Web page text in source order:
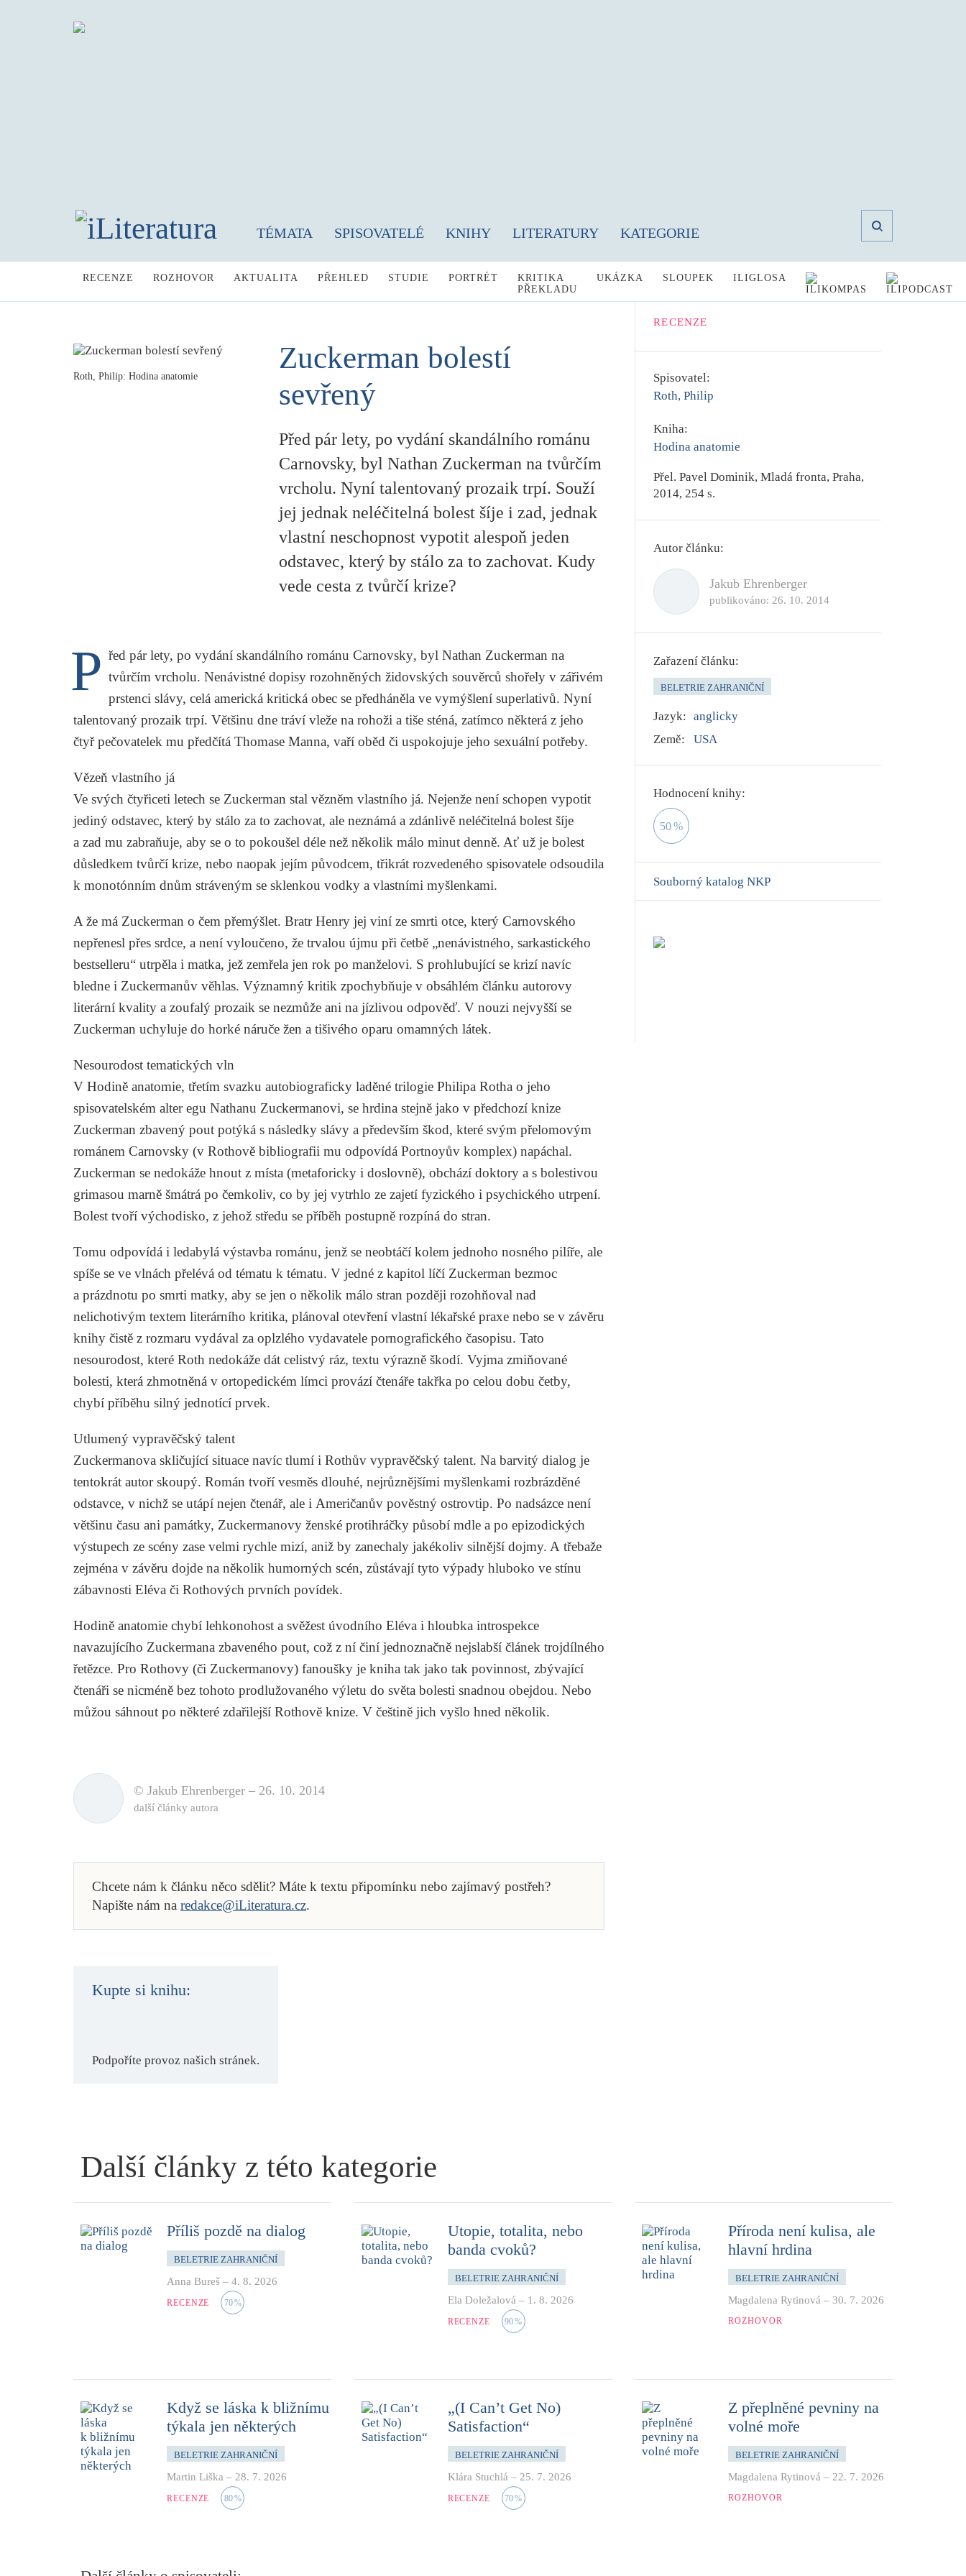
TÉMATA SPISOVATELÉ KNIHY LITERATURY KATEGORIE
RECENZE ROZHOVOR AKTUALITA PŘEHLED STUDIE PORTRÉT
KRITIKA
PŘEKLADU
UKÁZKA SLOUPEK ILIGLOSA
Roth, Philip: Hodina anatomie
Zuckerman bolestí
sevřený
Před pár lety, po vydání skandálního románu
Carnovsky, byl Nathan Zuckerman na tvůrčím
vrcholu. Nyní talentovaný prozaik trpí. Souží
jej jednak neléčitelná bolest šíje i zad, jednak
vlastní neschopnost vypotit alespoň jeden
odstavec, který by stálo za to zachovat. Kudy
vede cesta z tvůrčí krize?
P řed pár lety, po vydání skandálního románu Carnovsky, byl Nathan Zuckerman na
tvůrčím vrcholu. Nenávistné dopisy rozohněných židovských souvěrců shořely v zářivém
prstenci slávy, celá americká kritická obec se předháněla ve vymýšlení superlativů. Nyní
talentovaný prozaik trpí. Většinu dne tráví vleže na rohoži a tiše sténá, zatímco některá z jeho
čtyř pečovatelek mu předčítá Thomase Manna, vaří oběd či uspokojuje jeho sexuální potřeby.
Vězeň vlastního já
Ve svých čtyřiceti letech se Zuckerman stal vězněm vlastního já. Nejenže není schopen vypotit
jediný odstavec, který by stálo za to zachovat, ale neznámá a zdánlivě neléčitelná bolest šíje
a zad mu zabraňuje, aby se o to pokoušel déle než několik málo minut denně. Ať už je bolest
důsledkem tvůrčí krize, nebo naopak jejím původcem, třikrát rozvedeného spisovatele odsoudila
k monotónním dnům stráveným se sklenkou vodky a vlastními myšlenkami.
A že má Zuckerman o čem přemýšlet. Bratr Henry jej viní ze smrti otce, který Carnovského
nepřenesl přes srdce, a není vyloučeno, že trvalou újmu při četbě „nenávistného, sarkastického
bestselleru“ utrpěla i matka, jež zemřela jen rok po manželovi. S prohlubující se krizí navíc
bledne i Zuckermanův věhlas. Významný kritik zpochybňuje v obsáhlém článku autorovy
literární kvality a zoufalý prozaik se nezmůže ani na jízlivou odpověď. V nouzi nejvyšší se
Zuckerman uchyluje do horké náruče žen a tišivého oparu omamných látek.
Nesourodost tematických vln
V Hodině anatomie, třetím svazku autobiograficky laděné trilogie Philipa Rotha o jeho
spisovatelském alter egu Nathanu Zuckermanovi, se hrdina stejně jako v předchozí knize
Zuckerman zbavený pout potýká s následky slávy a především škod, které svým přelomovým
románem Carnovsky (v Rothově bibliografii mu odpovídá Portnoyův komplex) napáchal.
Zuckerman se nedokáže hnout z místa (metaforicky i doslovně), obchází doktory a s bolestivou
grimasou marně šmátrá po čemkoliv, co by jej vytrhlo ze zajetí fyzického i psychického utrpení.
Bolest tvoří východisko, z jehož středu se příběh postupně rozpíná do stran.
Tomu odpovídá i ledabylá výstavba románu, jenž se neobtáčí kolem jednoho nosného pilíře, ale
spíše se ve vlnách přelévá od tématu k tématu. V jedné z kapitol líčí Zuckerman bezmoc
a prázdnotu po smrti matky, aby se jen o několik málo stran později rozohňoval nad
nelichotivým textem literárního kritika, plánoval otevření vlastní lékařské praxe nebo se v závěru
knihy čistě z rozmaru vydával za oplzlého vydavatele pornografického časopisu. Tato
nesourodost, které Roth nedokáže dát celistvý ráz, textu výrazně škodí. Vyjma zmiňované
bolesti, která zhmotněná v ortopedickém límci provází čtenáře takřka po celou dobu četby,
chybí příběhu silný jednotící prvek.
Utlumený vypravěčský talent
Zuckermanova skličující situace navíc tlumí i Rothův vypravěčský talent. Na barvitý dialog je
tentokrát autor skoupý. Román tvoří vesměs dlouhé, nejrůznějšími myšlenkami rozbrázděné
odstavce, v nichž se utápí nejen čtenář, ale i Američanův pověstný ostrovtip. Po nadsázce není
většinu času ani památky, Zuckermanovy ženské protihráčky působí mdle a po epizodických
výstupech ze scény zase velmi rychle mizí, aniž by zanechaly jakékoliv silnější dojmy. A třebaže
zejména v závěru dojde na několik humorných scén, zůstávají tyto výpady hluboko ve stínu
zábavnosti Eléva či Rothových prvních povídek.
Hodině anatomie chybí lehkonohost a svěžest úvodního Eléva i hloubka introspekce
navazujícího Zuckermana zbaveného pout, což z ní činí jednoznačně nejslabší článek trojdílného
řetězce. Pro Rothovy (či Zuckermanovy) fanoušky je kniha tak jako tak povinnost, zbývající
čtenáři se nicméně bez tohoto prodlužovaného výletu do světa bolesti snadnou obejdou. Nebo
můžou sáhnout po některé zdařilejší Rothově knize. V češtině jich vyšlo hned několik.
© Jakub Ehrenberger – 26. 10. 2014
další články autora
Chcete nám k článku něco sdělit? Máte k textu připomínku nebo zajímavý postřeh?
Napište nám na redakce@iLiteratura.cz.
Kupte si knihu:
Podpoříte provoz našich stránek.
RECENZE
Spisovatel:
Roth, Philip
Kniha:
Hodina anatomie
Přel.Pavel Dominik, Mladá fronta, Praha,
2014, 254 s.
Autor článku:
Jakub Ehrenberger
publikováno: 26. 10. 2014
Zařazení článku:
BELETRIE ZAHRANIČNÍ
Jazyk: anglicky
Země:
USA
Hodnocení knihy:
50 %
Souborný katalog NKP
Další články z této kategorie
Příliš pozdě na dialog
BELETRIE ZAHRANIČNÍ
Anna Bureš – 4. 8. 2026
RECENZE 70%
Utopie, totalita, nebo
banda cvoků?
BELETRIE ZAHRANIČNÍ
Ela Doležalová – 1. 8. 2026
RECENZE 90%
Příroda není kulisa, ale
hlavní hrdina
BELETRIE ZAHRANIČNÍ
Magdalena Rytinová –30. 7. 2026
ROZHOVOR
Když se láska k bližnímu
týkala jen některých
BELETRIE ZAHRANIČNÍ
Martin Liška – 28. 7. 2026
RECENZE 80%
„(I Can’t Get No)
Satisfaction“
BELETRIE ZAHRANIČNÍ
Klára Stuchlá – 25. 7. 2026
RECENZE 70%
Z přeplněné pevniny na
volné moře
BELETRIE ZAHRANIČNÍ
Magdalena Rytinová – 22. 7. 2026
ROZHOVOR